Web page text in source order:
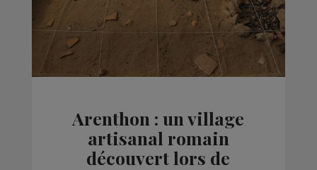
Arenthon : un village
artisanal romain
découvert lors de